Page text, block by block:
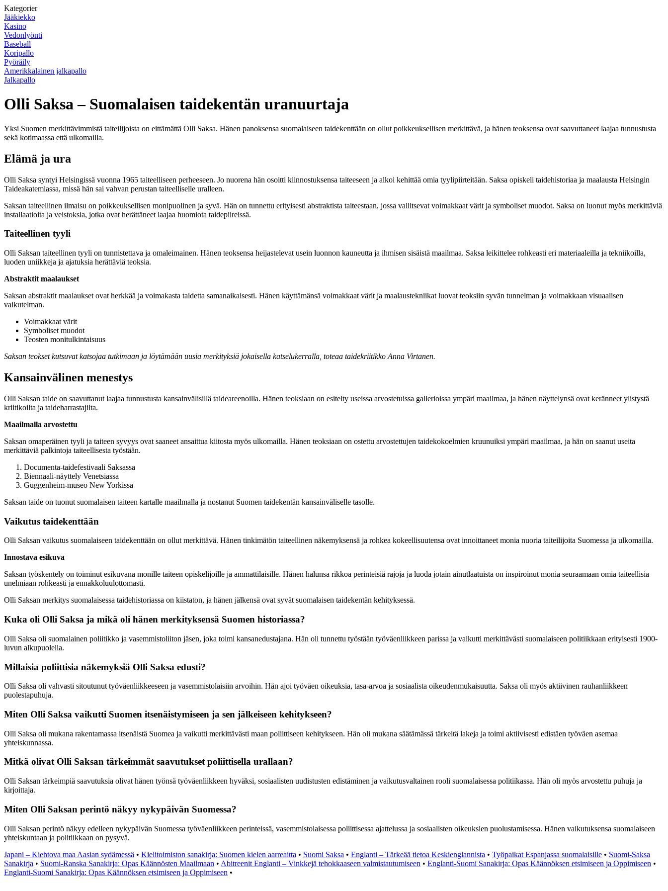
Kategorier
Jääkiekko
Kasino
Vedonlyönti
Baseball
Koripallo
Pyöräily
Amerikkalainen jalkapallo
Jalkapallo
Olli Saksa – Suomalaisen taidekentän uranuurtaja
Yksi Suomen merkittävimmistä taiteilijoista on eittämättä Olli Saksa. Hänen panoksensa suomalaiseen taidekenttään on ollut poikkeuksellisen merkittävä, ja hänen teoksensa ovat saavuttaneet laajaa tunnustusta
sekä kotimaassa että ulkomailla.
Elämä ja ura
Olli Saksa syntyi Helsingissä vuonna 1965 taiteelliseen perheeseen. Jo nuorena hän osoitti kiinnostuksensa taiteeseen ja alkoi kehittää omia tyylipiirteitään. Saksa opiskeli taidehistoriaa ja maalausta Helsingin
Taideakatemiassa, missä hän sai vahvan perustan taiteelliselle uralleen.
Saksan taiteellinen ilmaisu on poikkeuksellisen monipuolinen ja syvä. Hän on tunnettu erityisesti abstraktista taiteestaan, jossa vallitsevat voimakkaat värit ja symboliset muodot. Saksa on luonut myös merkittäviä
installaatioita ja veistoksia, jotka ovat herättäneet laajaa huomiota taidepiireissä.
Taiteellinen tyyli
Olli Saksan taiteellinen tyyli on tunnistettava ja omaleimainen. Hänen teoksensa heijastelevat usein luonnon kauneutta ja ihmisen sisäistä maailmaa. Saksa leikittelee rohkeasti eri materiaaleilla ja tekniikoilla,
luoden uniikkeja ja ajatuksia herättäviä teoksia.
Abstraktit maalaukset
Saksan abstraktit maalaukset ovat herkkää ja voimakasta taidetta samanaikaisesti. Hänen käyttämänsä voimakkaat värit ja maalaustekniikat luovat teoksiin syvän tunnelman ja voimakkaan visuaalisen
vaikutelman.
Voimakkaat värit
Symboliset muodot
Teosten monitulkintaisuus
Saksan teokset kutsuvat katsojaa tutkimaan ja löytämään uusia merkityksiä jokaisella katselukerralla, toteaa taidekriitikko Anna Virtanen.
Kansainvälinen menestys
Olli Saksan taide on saavuttanut laajaa tunnustusta kansainvälisillä taideareenoilla. Hänen teoksiaan on esitelty useissa arvostetuissa gallerioissa ympäri maailmaa, ja hänen näyttelynsä ovat keränneet ylistystä
kriitikoilta ja taideharrastajilta.
Maailmalla arvostettu
Saksan omaperäinen tyyli ja taiteen syvyys ovat saaneet ansaittua kiitosta myös ulkomailla. Hänen teoksiaan on ostettu arvostettujen taidekokoelmien kruunuiksi ympäri maailmaa, ja hän on saanut useita
merkittäviä palkintoja taiteellisesta työstään.
Documenta-taidefestivaali Saksassa
Biennaali-näyttely Venetsiassa
Guggenheim-museo New Yorkissa
Saksan taide on tuonut suomalaisen taiteen kartalle maailmalla ja nostanut Suomen taidekentän kansainväliselle tasolle.
Vaikutus taidekenttään
Olli Saksan vaikutus suomalaiseen taidekenttään on ollut merkittävä. Hänen tinkimätön taiteellinen näkemyksensä ja rohkea kokeellisuutensa ovat innoittaneet monia nuoria taiteilijoita Suomessa ja ulkomailla.
Innostava esikuva
Saksan työskentely on toiminut esikuvana monille taiteen opiskelijoille ja ammattilaisille. Hänen halunsa rikkoa perinteisiä rajoja ja luoda jotain ainutlaatuista on inspiroinut monia seuraamaan omia taiteellisia
unelmiaan rohkeasti ja ennakkoluulottomasti.
Olli Saksan merkitys suomalaisessa taidehistoriassa on kiistaton, ja hänen jälkensä ovat syvät suomalaisen taidekentän kehityksessä.
Kuka oli Olli Saksa ja mikä oli hänen merkityksensä Suomen historiassa?
Olli Saksa oli suomalainen poliitikko ja vasemmistoliiton jäsen, joka toimi kansanedustajana. Hän oli tunnettu työstään työväenliikkeen parissa ja vaikutti merkittävästi suomalaiseen politiikkaan erityisesti 1900-
luvun alkupuolella.
Millaisia poliittisia näkemyksiä Olli Saksa edusti?
Olli Saksa oli vahvasti sitoutunut työväenliikkeeseen ja vasemmistolaisiin arvoihin. Hän ajoi työväen oikeuksia, tasa-arvoa ja sosiaalista oikeudenmukaisuutta. Saksa oli myös aktiivinen rauhanliikkeen
puolestapuhuja.
Miten Olli Saksa vaikutti Suomen itsenäistymiseen ja sen jälkeiseen kehitykseen?
Olli Saksa oli mukana rakentamassa itsenäistä Suomea ja vaikutti merkittävästi maan poliittiseen kehitykseen. Hän oli mukana säätämässä tärkeitä lakeja ja toimi aktiivisesti edistäen työväen asemaa
yhteiskunnassa.
Mitkä olivat Olli Saksan tärkeimmät saavutukset poliittisella urallaan?
Olli Saksan tärkeimpiä saavutuksia olivat hänen työnsä työväenliikkeen hyväksi, sosiaalisten uudistusten edistäminen ja vaikutusvaltainen rooli suomalaisessa politiikassa. Hän oli myös arvostettu puhuja ja
kirjoittaja.
Miten Olli Saksan perintö näkyy nykypäivän Suomessa?
Olli Saksan perintö näkyy edelleen nykypäivän Suomessa työväenliikkeen perinteissä, vasemmistolaisessa poliittisessa ajattelussa ja sosiaalisten oikeuksien puolustamisessa. Hänen vaikutuksensa suomalaiseen
yhteiskuntaan ja politiikkaan on pysyvä.
Japani – Kiehtova maa Aasian sydämessä • Kielitoimiston sanakirja: Suomen kielen aarreaitta • Suomi Saksa • Englanti – Tärkeää tietoa Keskienglannista • Työpaikat Espanjassa suomalaisille • Suomi-Saksa
Sanakirja • Suomi-Ranska Sanakirja: Opas Käännösten Maailmaan • Abitreenit Englanti – Vinkkejä tehokkaaseen valmistautumiseen • Englanti-Suomi Sanakirja: Opas Käännöksen etsimiseen ja Oppimiseen •
Englanti-Suomi Sanakirja: Opas Käännöksen etsimiseen ja Oppimiseen •